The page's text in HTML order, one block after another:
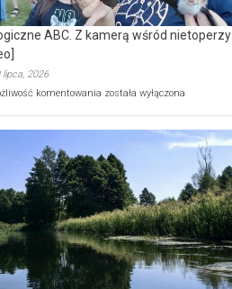
ABC. Z kamerą wśród nietoperzy
lipca, 2026
komentowania Ekologiczne
wśród
nietoperzy
[wideo]
została wyłączona